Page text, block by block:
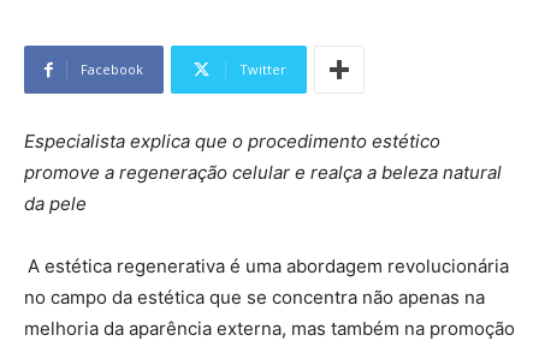
Facebook Twitter
Especialista explica que o procedimento estético
promove a regeneração celular e realça a beleza natural
da pele
A estética regenerativa é uma abordagem revolucionária
no campo da estética que se concentra não apenas na
melhoria da aparência externa, mas também na promoção